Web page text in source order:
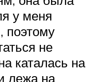
у меня
поэтому
не
каталась на
лежа на